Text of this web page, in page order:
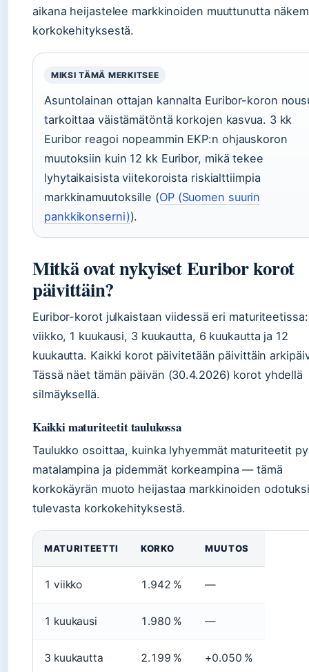
aikana heijastelee markkinoiden muuttunutta
korkokehityksestä.
MIKSI TÄMÄ MERKITSEE
Asuntolainan ottajan kannalta Euribor-koron
tarkoittaa väistämätöntä korkojen kasvua. 3 kk
Euribor reagoi nopeammin EKP:n ohjauskoron
muutoksiin kuin 12 kk Euribor, mikä tekee
lyhytaikaisista viitekoroista riskialttiimpia
markkinamuutoksille (OP (Suomen suurin
pankkikonserni)).
Mitkä ovat nykyiset Euribor korot
päivittäin?
Euribor-korot julkaistaan viidessä eri
viikko, 1 kuukausi, 3 kuukautta, 6 kuukautta ja 12
kuukautta. Kaikki korot päivitetään päivittäin
Tässä näet tämän päivän (30.4.2026) korot yhdellä
silmäyksellä.
Kaikki maturiteetit taulukossa
Taulukko osoittaa, kuinka lyhyemmät maturiteetit
matalampina ja pidemmät korkeampina — tämä
korkokäyrän muoto heijastaa markkinoiden
tulevasta korkokehityksestä.
MATURITEETTI KORKO MUUTOS
1 viikko 1.942 % —
1 kuukausi 1.980 % —
3 kuukautta 2.199 % +0.050 %